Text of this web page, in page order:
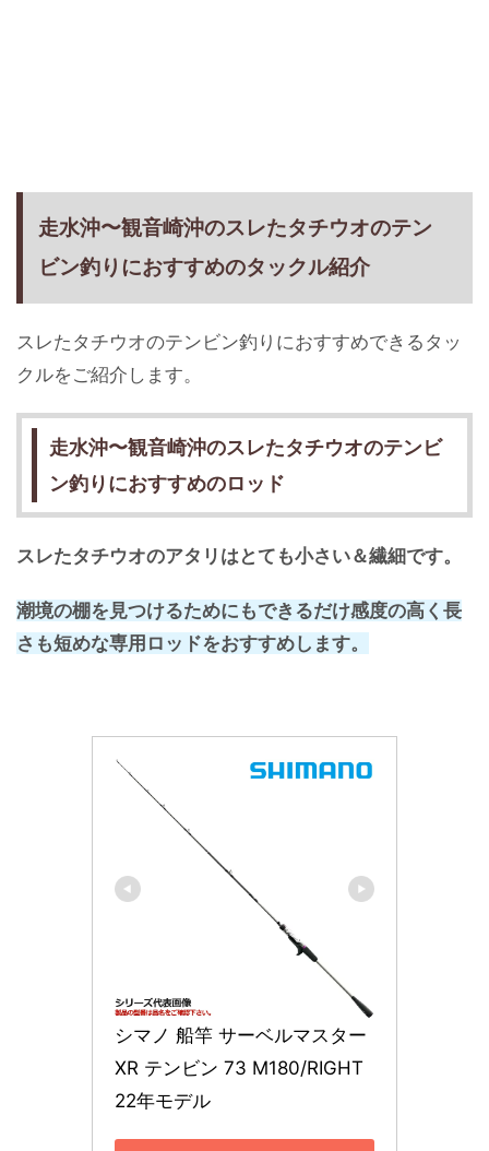
走水沖〜観音崎沖のスレたタチウオのテン
ビン釣りにおすすめのタックル紹介
スレたタチウオのテンビン釣りにおすすめできるタッ
クルをご紹介します。
走水沖〜観音崎沖のスレたタチウオのテンビ
ン釣りにおすすめのロッド
スレたタチウオのアタリはとても小さい＆繊細です。
潮境の棚を見つけるためにもできるだけ感度の高く長
さも短めな専用ロッドをおすすめします。
シマノ 船竿 サーベルマスター
XR テンビン 73 M180/RIGHT
22年モデル